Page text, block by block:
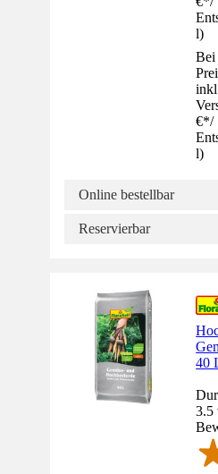
l)
Bei
€*/
l)
Online bestellbar
Reservierbar
40
3.5